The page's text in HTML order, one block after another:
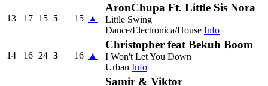
13 17 15 5 15 ▲
AronChupa Ft. Little Sis Nora
Little Swing
Dance/Electronica/House Info
14 16 24 3 16 ▲
Christopher feat Bekuh Boom
I Won't Let You Down
Urban Info
Samir & Viktor